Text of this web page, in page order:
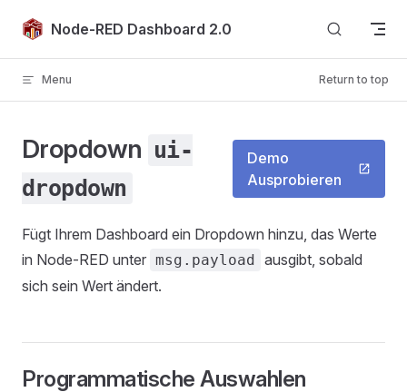
Skip to content
Node-RED Dashboard 2.0
Menu Return to top
Dropdown ui-
dropdown
Demo
Ausprobieren
Fügt Ihrem Dashboard ein Dropdown hinzu, das Werte
in Node-RED unter msg.payload ausgibt, sobald
sich sein Wert ändert.
Programmatische Auswahlen